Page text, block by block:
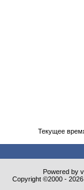
Текущее
Powered by
Copyright ©2000 -